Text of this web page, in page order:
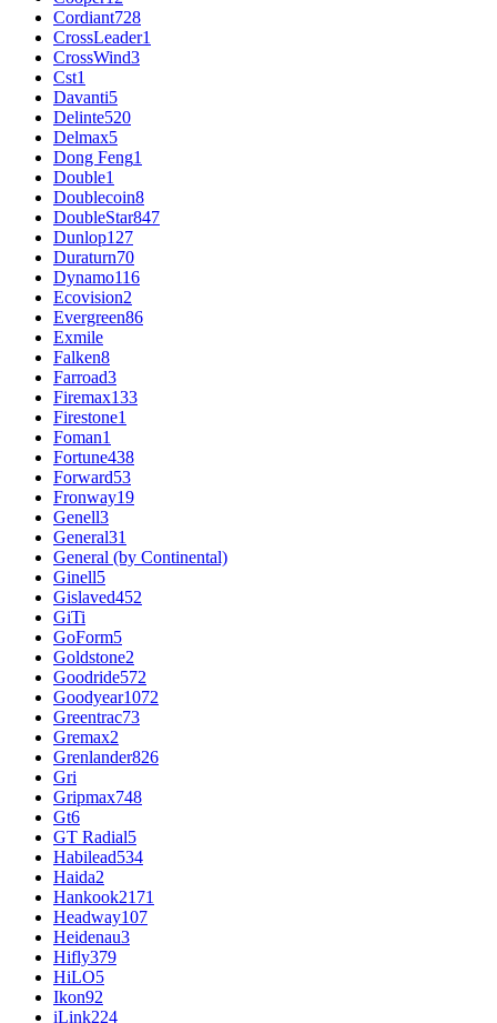
Cordiant728
CrossLeader1
CrossWind3
Cst1
Davanti5
Delinte520
Delmax5
Dong Feng1
Double1
Doublecoin8
DoubleStar847
Dunlop127
Duraturn70
Dynamo116
Ecovision2
Evergreen86
Exmile
Falken8
Farroad3
Firemax133
Firestone1
Foman1
Fortune438
Forward53
Fronway19
Genell3
General31
General (by Continental)
Ginell5
Gislaved452
GiTi
GoForm5
Goldstone2
Goodride572
Goodyear1072
Greentrac73
Gremax2
Grenlander826
Gri
Gripmax748
Gt6
GT Radial5
Habilead534
Haida2
Hankook2171
Headway107
Heidenau3
Hifly379
HiLO5
Ikon92
iLink224